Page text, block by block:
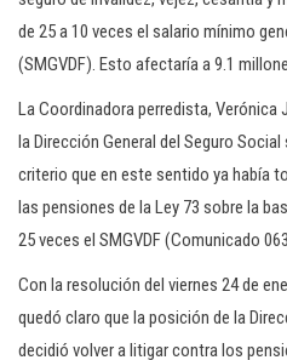
de 25 a 10 veces el salario mínimo
(SMGVDF). Esto afectaría a 9.1
La Coordinadora perredista, Verónica
la Dirección General del Seguro
criterio que en este sentido ya había
las pensiones de la Ley 73 sobre la
25 veces el SMGVDF (Comunicado
Con la resolución del viernes 24 de
quedó claro que la posición de la
decidió volver a litigar contra los